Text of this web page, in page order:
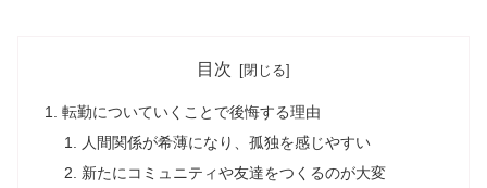
目次
転勤についていくことで後悔する理由
人間関係が希薄になり、孤独を感じやすい
新たにコミュニティや友達をつくるのが大変